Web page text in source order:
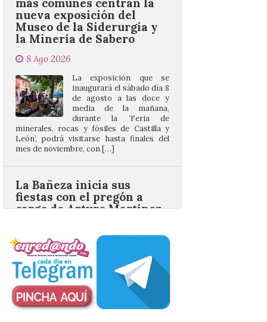
8 Ago 2026
La exposición que se
inaugurará el sábado día 8
durante la ‘Feria de
minerales, rocas y fósiles de Castilla y
León’, podrá visitarse hasta finales del
mes de noviembre, con […]
La Bañeza inicia sus
fiestas con el pregón a
Matilla
8 Ago 2026
Martínez Matilla como
pregonero de las Fiestas
2026. Tendrá lugar este
sábado 8 de agosto a las 21,00 horas en el
teatro municipal de La Bañeza. El
comunicador astorgano Arturo Martínez
Matilla, […]